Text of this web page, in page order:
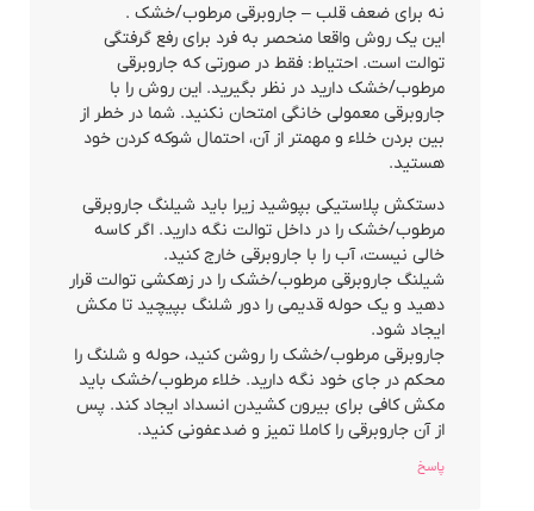
نه برای ضعف قلب – جاروبرقی مرطوب/خشک .
این یک روش واقعا منحصر به فرد برای رفع گرفتگی
توالت است. احتیاط: فقط در صورتی که جاروبرقی
مرطوب/خشک دارید در نظر بگیرید. این روش را با
جاروبرقی معمولی خانگی امتحان نکنید. شما در خطر از
بین بردن خلاء و مهمتر از آن، احتمال شوکه کردن خود
هستید.
دستکش پلاستیکی بپوشید زیرا باید شیلنگ جاروبرقی
مرطوب/خشک را در داخل توالت نگه دارید. اگر کاسه
خالی نیست، آب را با جاروبرقی خارج کنید.
شیلنگ جاروبرقی مرطوب/خشک را در زهکشی توالت قرار
دهید و یک حوله قدیمی را دور شلنگ بپیچید تا مکش
ایجاد شود.
جاروبرقی مرطوب/خشک را روشن کنید، حوله و شلنگ را
محکم در جای خود نگه دارید. خلاء مرطوب/خشک باید
مکش کافی برای بیرون کشیدن انسداد ایجاد کند. پس
از آن جاروبرقی را کاملا تمیز و ضدعفونی کنید.
پاسخ